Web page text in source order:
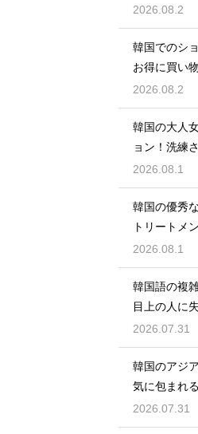
の目安
2026.08.2
韓国でのシ
お得に買い
い探し方
2026.08.2
韓国の大人
ョン！洗練
ルの特徴
2026.08.1
韓国の優秀
トリートメ
の使い分け
2026.08.1
韓国語の複
目上の人に
い使い分け
2026.07.31
韓国のアジ
気に包まれ
ント
2026.07.31